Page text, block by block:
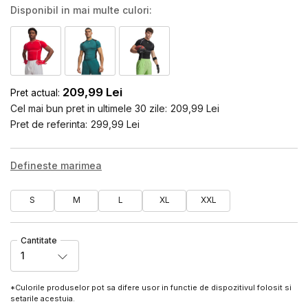
Disponibil in mai multe culori:
Pret actual: 209,99 Lei
Cel mai bun pret in ultimele 30 zile: 209,99 Lei
Pret de referinta: 299,99 Lei
Defineste marimea
S M L XL XXL
Cantitate
1
*Culorile produselor pot sa difere usor in functie de dispozitivul folosit si
setarile acestuia.